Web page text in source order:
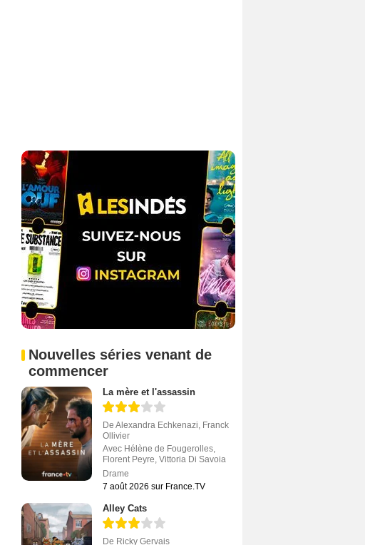
Nouvelles séries venant de
commencer
La mère et l'assassin
De Alexandra Echkenazi Franck
Ollivier
Avec Hélène de Fougerolles
Florent Peyre Vittoria Di Savoia
Drame
7 août 2026 sur France.TV
Alley Cats
De Ricky Gervais